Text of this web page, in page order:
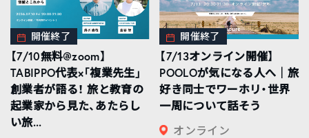
開催終了
【7/10無料@zoom】
TABIPPO代表×「複業先生」
創業者が語る！ 旅と教育の
起業家から見た、あたらし
い旅...
開催終了
【7/13オンライン開催】
POOLOが気になる人へ｜旅
好き同士でワーホリ・世界
一周について話そう
オンライン